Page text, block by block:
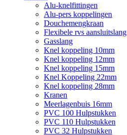
Alu-knelfittingen
Alu-pers koppelingen
Douchemengkraan
Flexibele rvs aansluitslang
Gasslang
Knel koppeling 10mm
Knel koppeling 12mm
Knel koppeling 15mm
Knel Koppeling 22mm
Knel koppeling 28mm
Kranen
Meerlagenbuis 16mm
PVC 100 Hulpstukken
PVC 110 Hulpstukken
PVC 32 Hulpstukken